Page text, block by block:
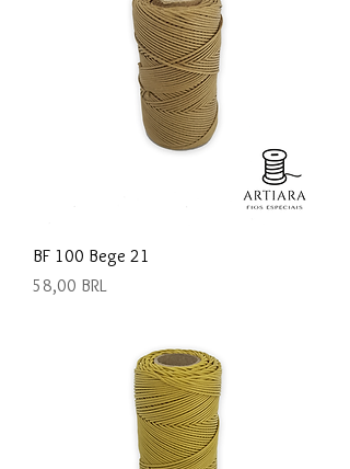
BF 100 Bege 21
Precio
58,00 BRL